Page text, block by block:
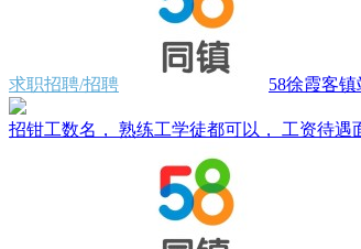
求职招聘/招聘 58徐霞客
招钳工数名， 熟练工学徒都可以， 工资待遇